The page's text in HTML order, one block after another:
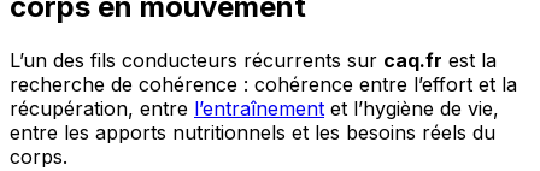
corps en mouvement
L’un des fils conducteurs récurrents sur caq.fr est la
recherche de cohérence : cohérence entre l’effort et la
récupération, entre l’entraînement et l’hygiène de vie,
entre les apports nutritionnels et les besoins réels du
corps.